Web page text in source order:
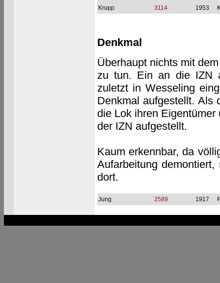
Krupp
3114 1953
Denkmal
Überhaupt nichts mit
zu tun. Ein an die IZN
zuletzt in Wesseling
Denkmal aufgestellt. Als
die Lok ihren
der IZN aufgestellt.
Kaum erkennbar, da
Aufarbeitung
dort.
Jung 2589 1917